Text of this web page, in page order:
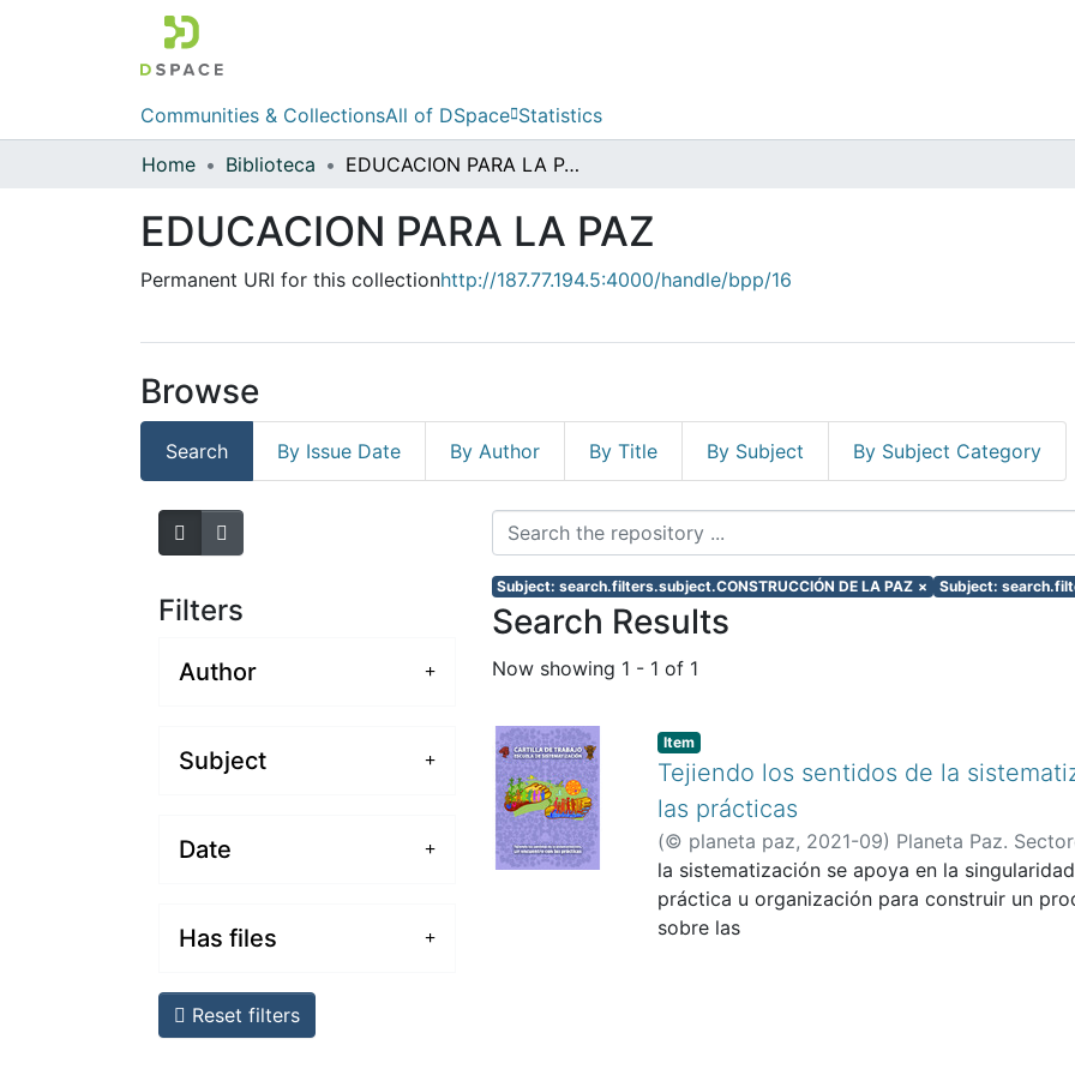
Communities & CollectionsAll of DSpace Statistics
Home Biblioteca EDUCACION PARA LA PAZ
EDUCACION PARA LA PAZ
Permanent URI for this collectionhttp://187.77.194.5:4000/handle/bpp/16
Browse
Search By Issue Date By Author By Title By Subject By Subject Category
Filters
Author
Subject
Date
Has files
Reset filters
Subject: search.filters.subject.CONSTRUCCIÓN DE LA PAZ × Subject:
Search Results
Now showing 1 - 1 of 1
Item
Tejiendo los sentidos de la
las prácticas
(© planeta paz, 2021-09) Planeta Paz.
Paz de Colombia; ;
la sistematización se apoya en la
práctica u organización para construir un
sobre las